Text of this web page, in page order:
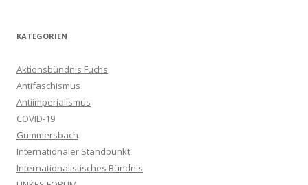
KATEGORIEN
Aktionsbündnis Fuchs
Antifaschismus
Antiimperialismus
COVID-19
Gummersbach
Internationaler Standpunkt
Internationalistisches Bündnis